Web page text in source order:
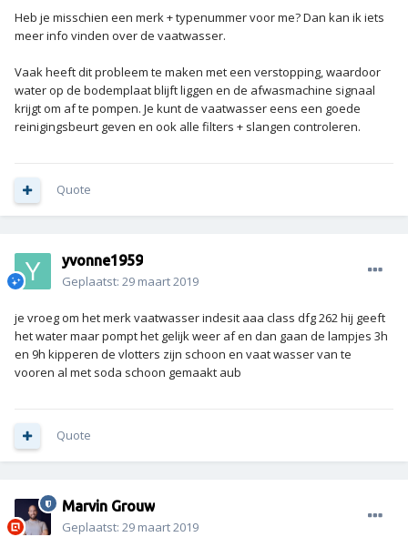
Heb je misschien een merk + typenummer voor me? Dan kan ik iets
meer info vinden over de vaatwasser.
Vaak heeft dit probleem te maken met een verstopping, waardoor
water op de bodemplaat blijft liggen en de afwasmachine signaal
krijgt om af te pompen. Je kunt de vaatwasser eens een goede
reinigingsbeurt geven en ook alle filters + slangen controleren.
Quote
yvonne1959
Geplaatst: 29 maart 2019
je vroeg om het merk vaatwasser indesit aaa class dfg 262 hij geeft
het water maar pompt het gelijk weer af en dan gaan de lampjes 3h
en 9h kipperen de vlotters zijn schoon en vaat wasser van te
vooren al met soda schoon gemaakt aub
Quote
Marvin Grouw
Geplaatst: 29 maart 2019